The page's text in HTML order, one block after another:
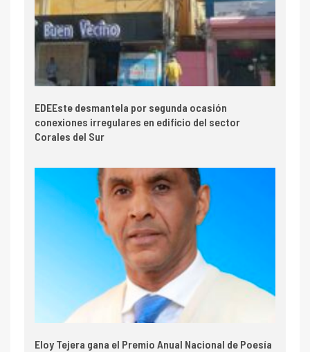
EDEEste desmantela por segunda ocasión
conexiones irregulares en edificio del sector
Corales del Sur
Eloy Tejera gana el Premio Anual Nacional de Poesía